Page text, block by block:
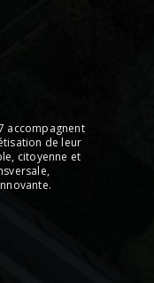
accompagnent
de leur
citoyenne et